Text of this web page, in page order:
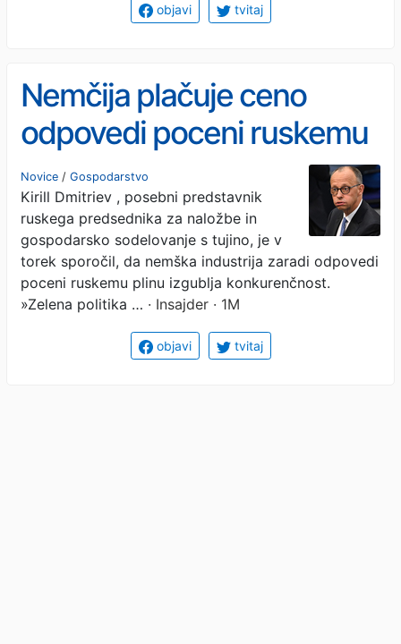
objavi tvitaj
Nemčija plačuje ceno
odpovedi poceni ruskemu
plinu: Morda si nikoli ne bo
opomogla
Novice / Gospodarstvo
Kirill Dmitriev , posebni predstavnik
ruskega predsednika za naložbe in
gospodarsko sodelovanje s tujino, je v
torek sporočil, da nemška industrija zaradi odpovedi
poceni ruskemu plinu izgublja konkurenčnost.
»Zelena politika … · Insajder · 1M
objavi tvitaj